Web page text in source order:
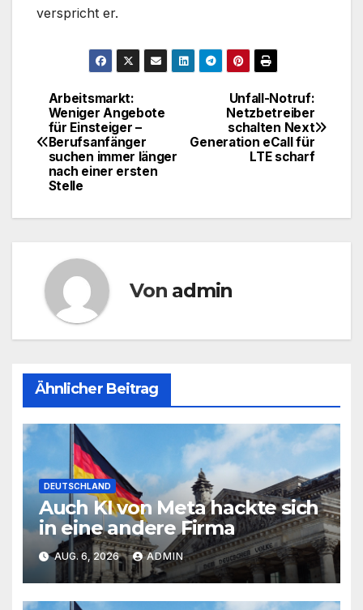
verspricht er.
BeitragsnavigationUnfall-Notruf:
Netzbetreiber
schalten Next
Generation eCall für
LTE scharf
Arbeitsmarkt:
Weniger Angebote
für Einsteiger –
Berufsanfänger
suchen immer länger
nach einer ersten
Stelle
Von admin
Ähnlicher Beitrag
DEUTSCHLAND
Auch KI von Meta hackte sich
in eine andere Firma
AUG. 6, 2026 ADMIN